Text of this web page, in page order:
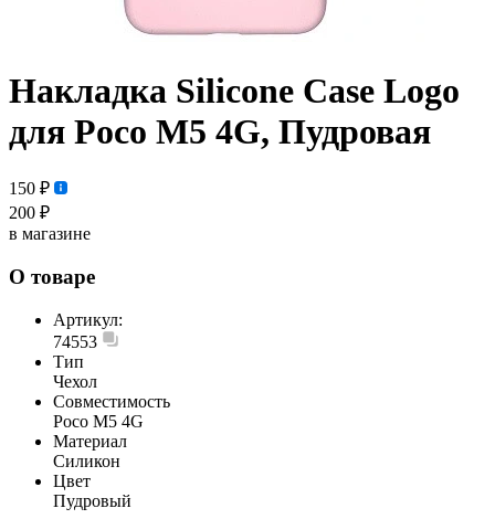
Накладка Silicone Case Logo
для Poco M5 4G, Пудровая
150 ₽
200 ₽
в магазине
О товаре
Артикул:
74553
Тип
Чехол
Совместимость
Poco M5 4G
Материал
Силикон
Цвет
Пудровый